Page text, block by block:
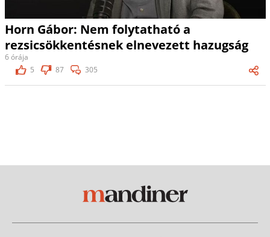
Horn Gábor: Nem folytatható a
rezsicsökkentésnek elnevezett hazugság
6 órája
5
87 305